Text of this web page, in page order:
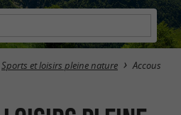
Sports et loisirs pleine nature Accous